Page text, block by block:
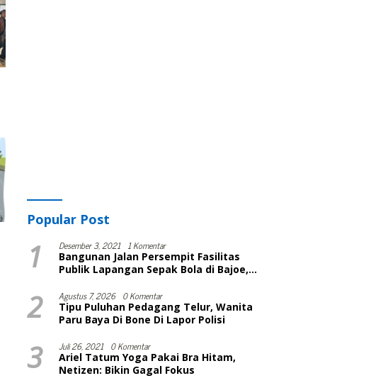
Popular Post
1 Desember 3, 2021 1 Komentar
Bangunan Jalan Persempit Fasilitas
Publik Lapangan Sepak Bola di Bajoe,
Selesai
2 Agustus 7, 2026 0 Komentar
Tipu Puluhan Pedagang Telur, Wanita
Paru Baya Di Bone Di Lapor Polisi
3 Juli 26, 2021 0 Komentar
Ariel Tatum Yoga Pakai Bra Hitam,
Netizen: Bikin Gagal Fokus